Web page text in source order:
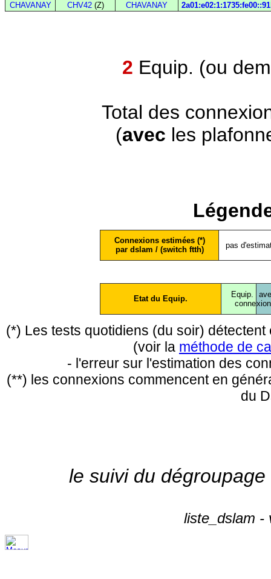
CHAVANAY
CHV42(Z) CHAVANAY
2 Equip. (ou
Total des
(avec les
Connexions estimées (*)
par dslam / (switch ftth)
pas
Etat du Equip.
Equip.
conne
(*) Les tests quotidiens (du soir)
(voir la méthode de
- l'erreur sur l'estimation des
(**) les connexions commencent en
du
le suivi du
liste_dslam -